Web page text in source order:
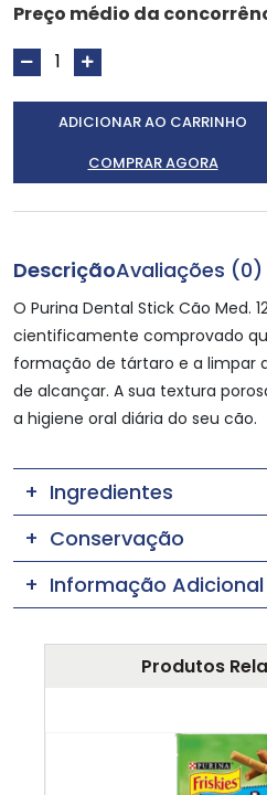
Preço médio da
ADICIONAR AO CARRINHO
COMPRAR AGORA
DescriçãoAvaliações (0)
O Purina Dental Stick Cão Med.
cientificamente comprovado
formação de tártaro e a limpar
de alcançar. A sua textura
a higiene oral diária do seu cão.
Ingredientes
Conservação
Informação Adicional
Produtos